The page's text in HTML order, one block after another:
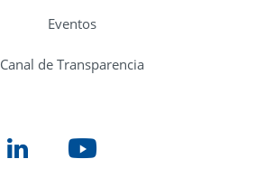
Eventos
Canal de Transparencia